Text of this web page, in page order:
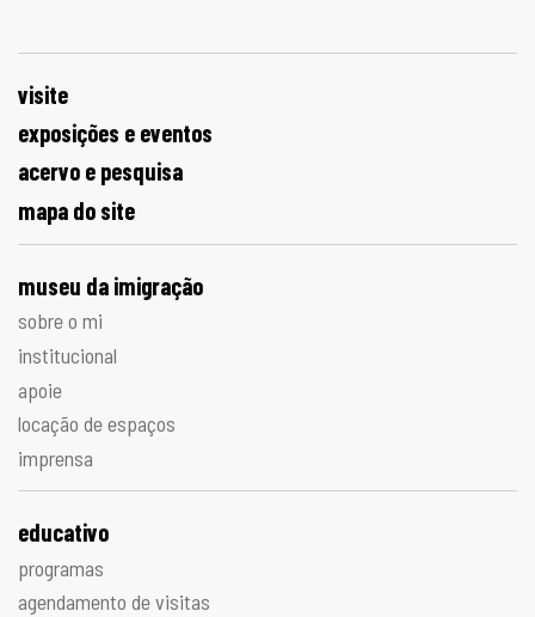
visite
exposições e eventos
acervo e pesquisa
mapa do site
museu da imigração
sobre o mi
institucional
apoie
locação de espaços
imprensa
educativo
programas
agendamento de visitas